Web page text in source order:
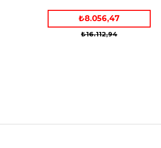
GÜNEŞ GÖZLÜĞÜ
₺8.056,47
₺16.112,94